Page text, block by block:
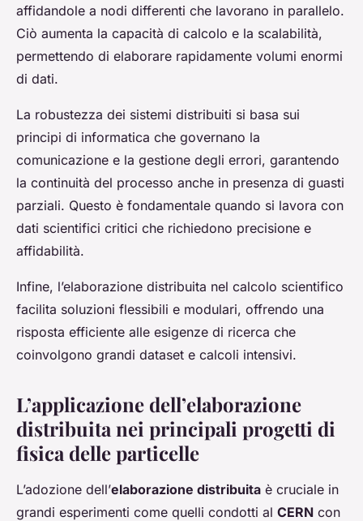
affidandole a nodi differenti che lavorano in parallelo.
Ciò aumenta la capacità di calcolo e la scalabilità,
permettendo di elaborare rapidamente volumi enormi
di dati.
La robustezza dei sistemi distribuiti si basa sui
principi di informatica che governano la
comunicazione e la gestione degli errori, garantendo
la continuità del processo anche in presenza di guasti
parziali. Questo è fondamentale quando si lavora con
dati scientifici critici che richiedono precisione e
affidabilità.
Infine, l’elaborazione distribuita nel calcolo scientifico
facilita soluzioni flessibili e modulari, offrendo una
risposta efficiente alle esigenze di ricerca che
coinvolgono grandi dataset e calcoli intensivi.
L’applicazione dell’elaborazione
distribuita nei principali progetti di
fisica delle particelle
L’adozione dell’elaborazione distribuita è cruciale in
grandi esperimenti come quelli condotti al CERN con